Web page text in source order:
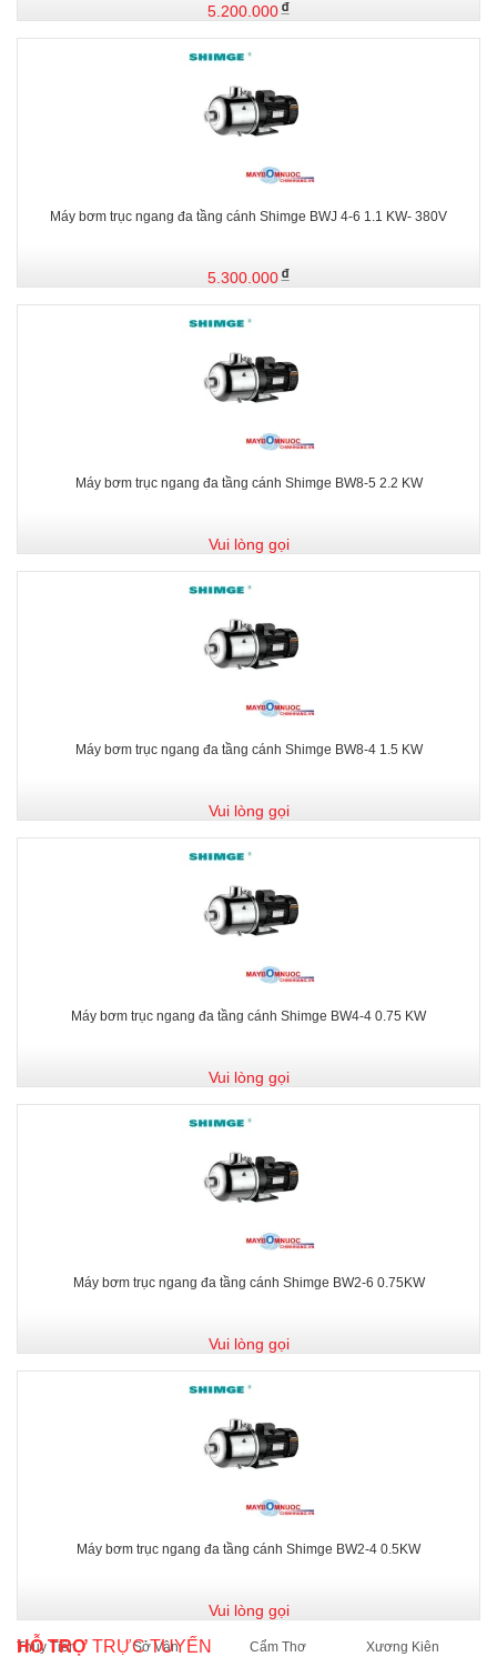
5.200.000
Máy bơm trục ngang đa tầng cánh Shimge BWJ 4-6 1.1 KW- 380V
5.300.000
Máy bơm trục ngang đa tầng cánh Shimge BW8-5 2.2 KW
Vui lòng gọi
Máy bơm trục ngang đa tầng cánh Shimge BW8-4 1.5 KW
Vui lòng gọi
Máy bơm trục ngang đa tầng cánh Shimge BW4-4 0.75 KW
Vui lòng gọi
Máy bơm trục ngang đa tầng cánh Shimge BW2-6 0.75KW
Vui lòng gọi
Máy bơm trục ngang đa tầng cánh Shimge BW2-4 0.5KW
Vui lòng gọi
HỖ TRỢ TRỰC TUYẾN
Thủy Tiên
Sở Vân
Cẩm Thơ
Xương Kiên